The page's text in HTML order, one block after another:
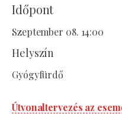
Időpont
Szeptember 08. 14:00
Helyszín
Gyógyfürdő
Útvonaltervezés az